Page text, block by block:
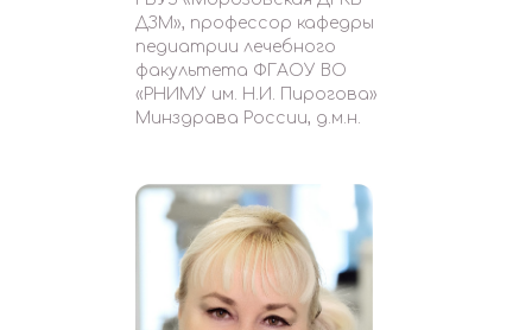
ДЗМ», профессор кафедры
педиатрии лечебного
факультета ФГАОУ ВО
«РНИМУ им. Н.И. Пирогова»
Минздрава России, д.м.н.